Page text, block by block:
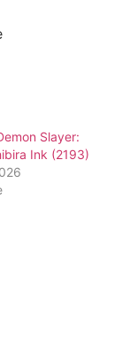
Slayer:
Ink (2193)